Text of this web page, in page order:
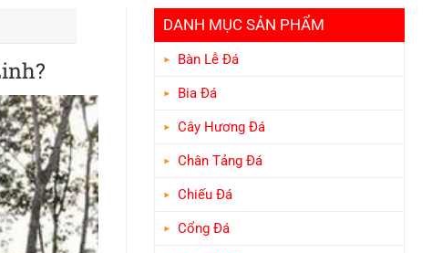
DANH MỤC SẢN PHẨM
Bàn Lễ Đá
Bia Đá
Cây Hương Đá
Chân Tảng Đá
Chiếu Đá
Cổng Đá